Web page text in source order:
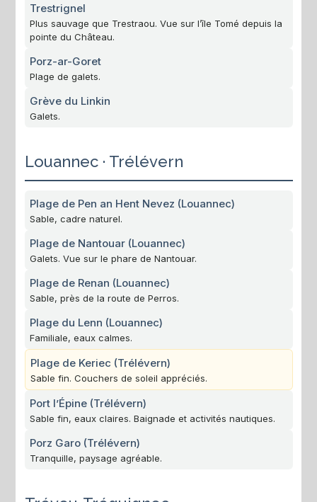
Trestrignel
Plus sauvage que Trestraou. Vue sur l’île Tomé depuis la
pointe du Château.
Porz-ar-Goret
Plage de galets.
Grève du Linkin
Galets.
Louannec · Trélévern
Plage de Pen an Hent Nevez (Louannec)
Sable, cadre naturel.
Plage de Nantouar (Louannec)
Galets. Vue sur le phare de Nantouar.
Plage de Renan (Louannec)
Sable, près de la route de Perros.
Plage du Lenn (Louannec)
Familiale, eaux calmes.
Plage de Keriec (Trélévern)
Sable fin. Couchers de soleil appréciés.
Port l’Épine (Trélévern)
Sable fin, eaux claires. Baignade et activités nautiques.
Porz Garo (Trélévern)
Tranquille, paysage agréable.